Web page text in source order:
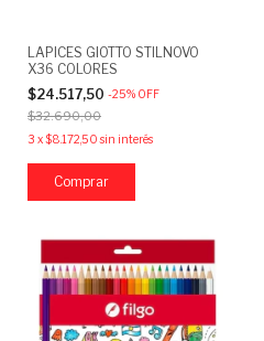
LAPICES GIOTTO STILNOVO
X36 COLORES
$24.517,50 -25% OFF
$32.690,00
3 x$8.172,50 sin interés